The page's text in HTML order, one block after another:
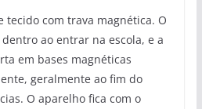
tecido com trava magnética. O
ao entrar na escola, e a
em bases magnéticas
geralmente ao fim do
O aparelho fica com o